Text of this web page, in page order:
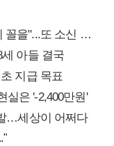
"...또 소신 발언
아들 결국
지급 목표
실은 '-2,400만원'
…세상이 어쩌다